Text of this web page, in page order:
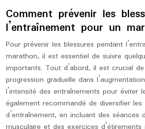
Comment prévenir les
l’entraînement pour un
Pour prévenir les blessures pendant
marathon, il est essentiel de suivre
importants. Tout d’abord, il est crucial
progression graduelle dans
l’intensité des entraînements pour éviter
également recommandé de diversifier les
d’entraînement, en incluant des séances